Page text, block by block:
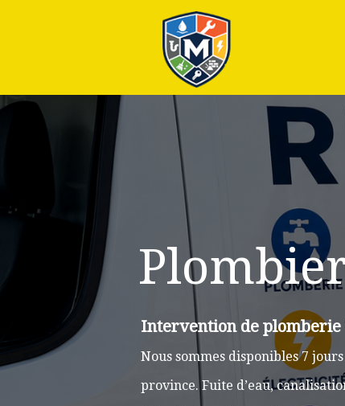
Intervention de plomberie
Nous sommes disponibles 7
province. Fuite d’eau,